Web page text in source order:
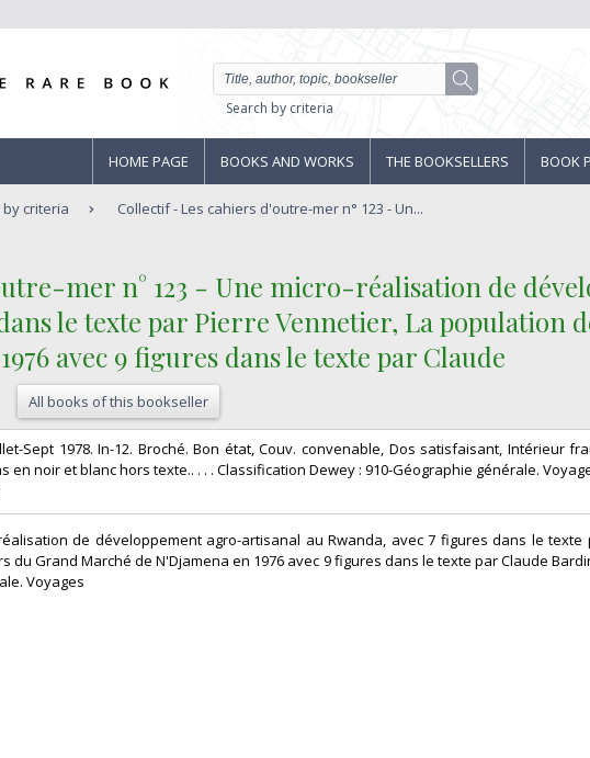
Search by criteria
HOME PAGE BOOKS AND WORKS THE BOOKSELLERS BOOK
by criteria Collectif - Les cahiers d'outre-mer n° 123 - Un...
mer n° 123 - Une micro-réalisation de
le texte par Pierre Vennetier, La population
avec 9 figures dans le texte par Claude‎
All books of this bookseller
Sept 1978. In-12. Broché. Bon état, Couv. convenable, Dos satisfaisant, Intérieur
en noir et blanc hors texte.. . . . Classification Dewey : 910-Géographie générale.
de développement agro-artisanal au Rwanda, avec 7 figures dans le texte
du Grand Marché de N'Djamena en 1976 avec 9 figures dans le texte par Claude
Voyages‎